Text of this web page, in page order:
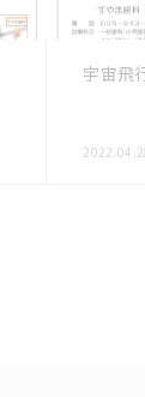
宇宙飛